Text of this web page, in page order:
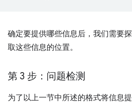
确定要提供哪些信息后，我们需要
取这些信息的位置。
第 3 步：问题检测
为了以上一节中所述的格式将信息